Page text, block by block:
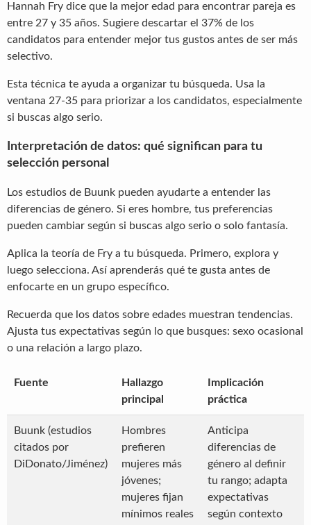
Hannah Fry dice que la mejor edad para encontrar pareja es
entre 27 y 35 años. Sugiere descartar el 37% de los
candidatos para entender mejor tus gustos antes de ser más
selectivo.
Esta técnica te ayuda a organizar tu búsqueda. Usa la
ventana 27-35 para priorizar a los candidatos, especialmente
si buscas algo serio.
Interpretación de datos: qué significan para tu
selección personal
Los estudios de Buunk pueden ayudarte a entender las
diferencias de género. Si eres hombre, tus preferencias
pueden cambiar según si buscas algo serio o solo fantasía.
Aplica la teoría de Fry a tu búsqueda. Primero, explora y
luego selecciona. Así aprenderás qué te gusta antes de
enfocarte en un grupo específico.
Recuerda que los datos sobre edades muestran tendencias.
Ajusta tus expectativas según lo que busques: sexo ocasional
o una relación a largo plazo.
Fuente
Hallazgo
principal
Implicación
práctica
Buunk (estudios
citados por
DiDonato/Jiménez)
Hombres
prefieren
mujeres más
jóvenes;
mujeres fijan
mínimos reales
Anticipa
diferencias de
género al definir
tu rango; adapta
expectativas
según contexto